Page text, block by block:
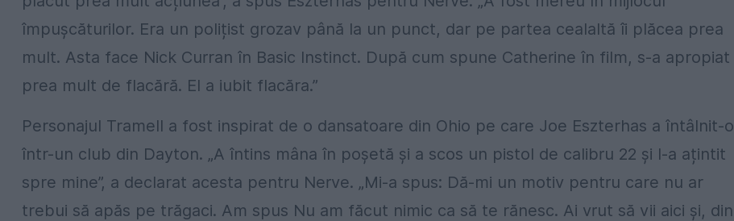
împușcăturilor. Era un polițist grozav până la un punct, dar pe partea cealaltă îi plăcea prea
mult. Asta face Nick Curran în Basic Instinct. După cum spune Catherine în film, s-a apropiat
prea mult de flacără. El a iubit flacăra.”
Personajul Tramell a fost inspirat de o dansatoare din Ohio pe care Joe Eszterhas a întâlnit-o
într-un club din Dayton. „A întins mâna în poșetă și a scos un pistol de calibru 22 și l-a ațintit
spre mine”, a declarat acesta pentru Nerve. „Mi-a spus: Dă-mi un motiv pentru care nu ar
trebui să apăs pe trăgaci. Am spus Nu am făcut nimic ca să te rănesc. Ai vrut să vii aici și, din